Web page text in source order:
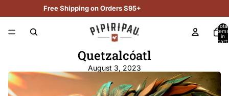
Free Shipping on Orders $95+
Total
items
in
cart:
Quetzalcóatl
August 3, 2023